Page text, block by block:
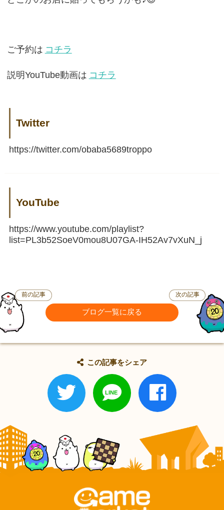
ご予約は コチラ
説明YouTube動画は コチラ
Twitter
https://twitter.com/obaba5689troppo
YouTube
https://www.youtube.com/playlist?
list=PL3b52SoeV0mou8U07GA-IH52Av7vXuN_j
前の記事
ブログ一覧に戻る
次の記事
この記事をシェア